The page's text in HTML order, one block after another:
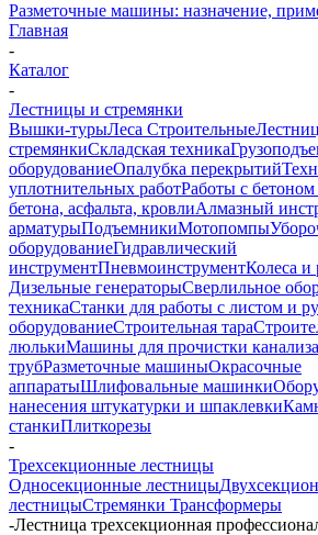
Разметочные машины: назначение,
Главная
-
Каталог
-
Лестницы и стремянки
Вышки-турыЛеса Строительные
стремянкиСкладская техника
оборудованиеОпалубка перекрытий
уплотнительных работРаботы с
бетона, асфальта, кровлиАлмазный
арматурыПодъемникиМотопомпы
оборудованиеГидравлический
инструментПневмоинструментКолеса и
Дизельные генераторыСверлильное
техникаСтанки для работы с листом и
оборудованиеСтроительная тара
люлькиМашины для прочистки
трубРазметочные машиныОкрасочные
аппаратыШлифовальные машинки
нанесения штукатурки и шпаклевки
станкиПлиткорезы
-
Трехсекционные лестницы
Односекционные лестницы
лестницыСтремянки Трансформеры
-Лестница трехсекционная